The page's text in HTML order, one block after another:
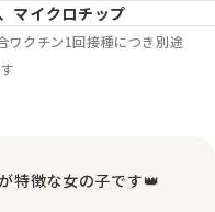
マイクロチップ
ワクチン1回接種につき別途
特徴な女の子です👑